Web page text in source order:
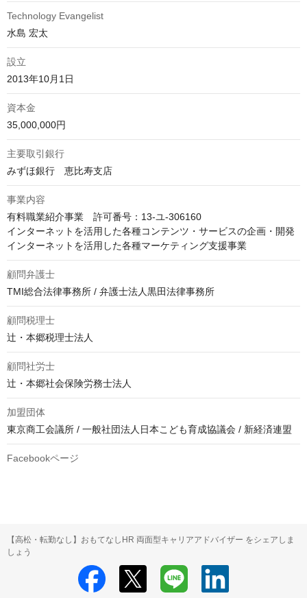
Technology Evangelist
水島 宏太
設立
2013年10月1日
資本金
35,000,000円
主要取引銀行
みずほ銀行　恵比寿支店
事業内容
有料職業紹介事業　許可番号：13-ユ-306160
インターネットを活用した各種コンテンツ・サービスの企画・開発
インターネットを活用した各種マーケティング支援事業
顧問弁護士
TMI総合法律事務所 / 弁護士法人黒田法律事務所
顧問税理士
辻・本郷税理士法人
顧問社労士
辻・本郷社会保険労務士法人
加盟団体
東京商工会議所 / 一般社団法人日本こども育成協議会 / 新経済連盟
Facebookページ
【高松・転勤なし】おもてなしHR 両面型キャリアアドバイザー をシェアしま
しょう